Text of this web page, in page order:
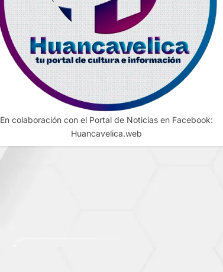
En colaboración con el Portal de Noticias en Facebook:
Huancavelica.web